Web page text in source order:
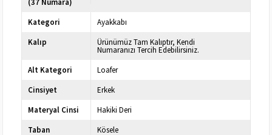
Kategori
Ayakkabı
Kalıp
Ürünümüz Tam Kalıptır, Kendi
Numaranızı Tercih Edebilirsiniz.
Alt Kategori
Loafer
Cinsiyet
Erkek
Materyal Cinsi
Hakiki Deri
Taban
Kösele